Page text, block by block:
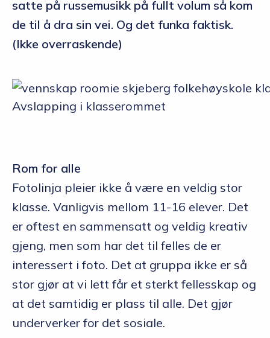
satte på russemusikk på fullt volum så kom
de til å dra sin vei. Og det funka faktisk.
(Ikke overraskende)
Avslapping i klasserommet
Rom for alle
Fotolinja pleier ikke å være en veldig stor
klasse. Vanligvis mellom 11-16 elever. Det
er oftest en sammensatt og veldig kreativ
gjeng, men som har det til felles de er
interessert i foto. Det at gruppa ikke er så
stor gjør at vi lett får et sterkt fellesskap og
at det samtidig er plass til alle. Det gjør
underverker for det sosiale.